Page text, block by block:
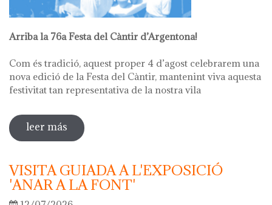
Arriba la 76a Festa del Càntir d’Argentona!
Com és tradició, aquest proper 4 d’agost celebrarem una
nova edició de la Festa del Càntir, mantenint viva aquesta
festivitat tan representativa de la nostra vila
leer más sobre 76ª festa del càntir
VISITA GUIADA A L'EXPOSICIÓ
'ANAR A LA FONT'